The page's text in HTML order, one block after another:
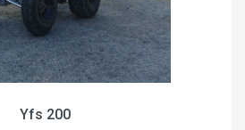
Yfs 200